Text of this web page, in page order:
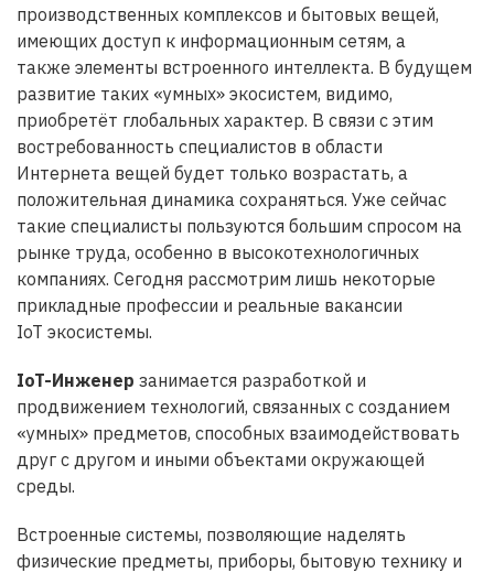
производственных комплексов и бытовых вещей,
имеющих доступ к информационным сетям, а
также элементы встроенного интеллекта. В будущем
развитие таких «умных» экосистем, видимо,
приобретёт глобальных характер. В связи с этим
востребованность специалистов в области
Интернета вещей будет только возрастать, а
положительная динамика сохраняться. Уже сейчас
такие специалисты пользуются большим спросом на
рынке труда, особенно в высокотехнологичных
компаниях. Сегодня рассмотрим лишь некоторые
прикладные профессии и реальные вакансии
IoT экосистемы.
IoT-Инженер занимается разработкой и
продвижением технологий, связанных с созданием
«умных» предметов, способных взаимодействовать
друг с другом и иными объектами окружающей
среды.
Встроенные системы, позволяющие наделять
физические предметы, приборы, бытовую технику и